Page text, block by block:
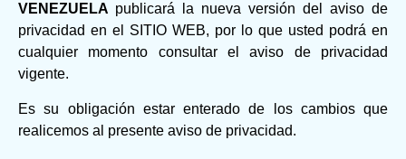
VENEZUELA publicará la nueva versión del aviso de
privacidad en el SITIO WEB, por lo que usted podrá en
cualquier momento consultar el aviso de privacidad
vigente.
Es su obligación estar enterado de los cambios que
realicemos al presente aviso de privacidad.